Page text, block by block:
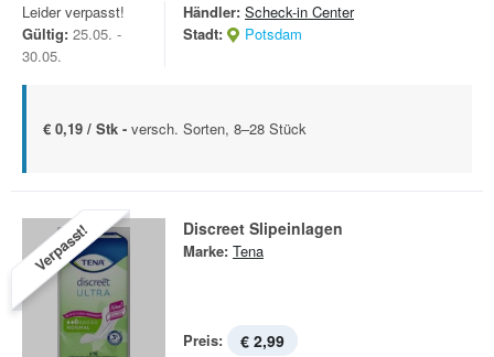
Leider verpasst!
Gültig: 25.05. -
30.05.
Händler: Scheck-in Center
Stadt:
Potsdam
€ 0,19 / Stk - versch. Sorten, 8–28 Stück
Verpasst! Discreet Slipeinlagen
Marke: Tena
Preis: € 2,99